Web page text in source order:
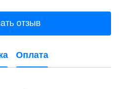
отзыв
Оплата